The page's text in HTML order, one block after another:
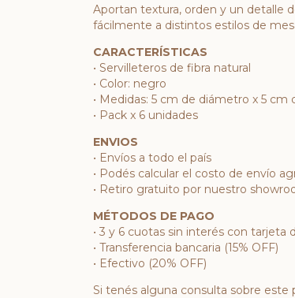
Aportan textura, orden y un detalle
fácilmente a distintos estilos de
CARACTERÍSTICAS
• Servilleteros de fibra natural
• Color: negro
• Medidas: 5 cm de diámetro x 5 cm
• Pack x 6 unidades
ENVIOS
• Envíos a todo el país
• Podés calcular el costo de envío
• Retiro gratuito por nuestro
MÉTODOS DE PAGO
• 3 y 6 cuotas sin interés con tarjeta
• Transferencia bancaria (15% OFF)
• Efectivo (20% OFF)
Si tenés alguna consulta sobre este